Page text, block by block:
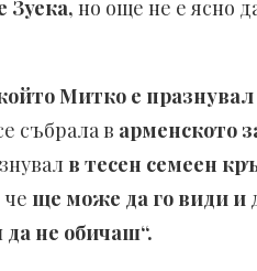
но още не е ясно
Митко е
събрала в арменското
в тесен семеен
че ще може да го види и
не обичаш“.